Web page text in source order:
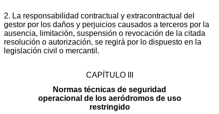
2. La responsabilidad contractual y extracontractual del
gestor por los daños y perjuicios causados a terceros por la
ausencia, limitación, suspensión o revocación de la citada
resolución o autorización, se regirá por lo dispuesto en la
legislación civil o mercantil.
CAPÍTULO III
Normas técnicas de seguridad
operacional de los aeródromos de uso
restringido